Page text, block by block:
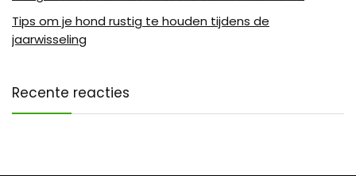
Tips om je hond rustig te houden tijdens de
jaarwisseling
Recente reacties